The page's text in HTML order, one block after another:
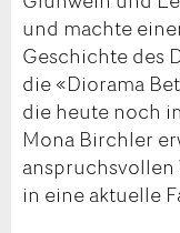
und machte
Geschichte des
die «Diorama
die heute noch
Mona Birchler
in eine aktuelle